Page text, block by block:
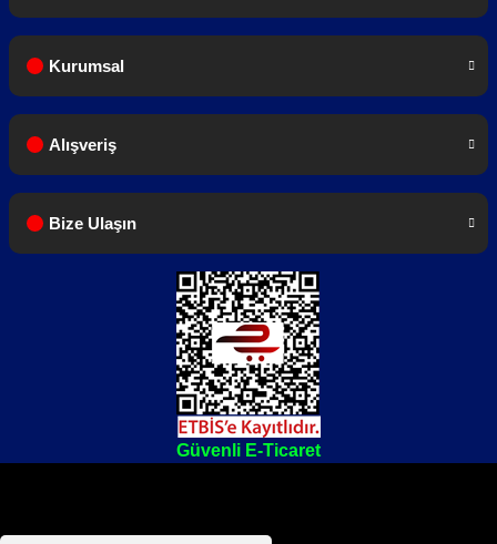
Kurumsal
Alışveriş
Bize Ulaşın
Güvenli E-Ticaret